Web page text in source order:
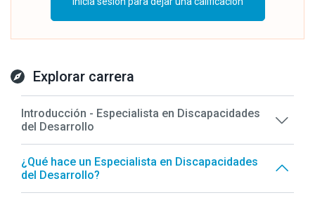
Explorar carrera
Introducción - Especialista en Discapacidades
del Desarrollo
¿Qué hace un Especialista en Discapacidades
del Desarrollo?